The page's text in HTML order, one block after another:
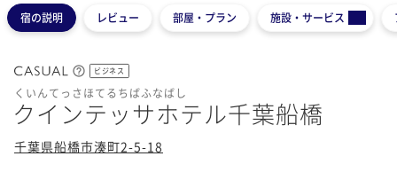
宿の説明 レビュー 部屋・プラン 施設・サービス
ビジネス
くいんてっさほてるちばふなばし
クインテッサホテル千葉船橋
千葉県船橋市湊町2-5-18